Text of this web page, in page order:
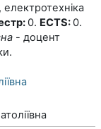
0. ECTS:0.
- доцент